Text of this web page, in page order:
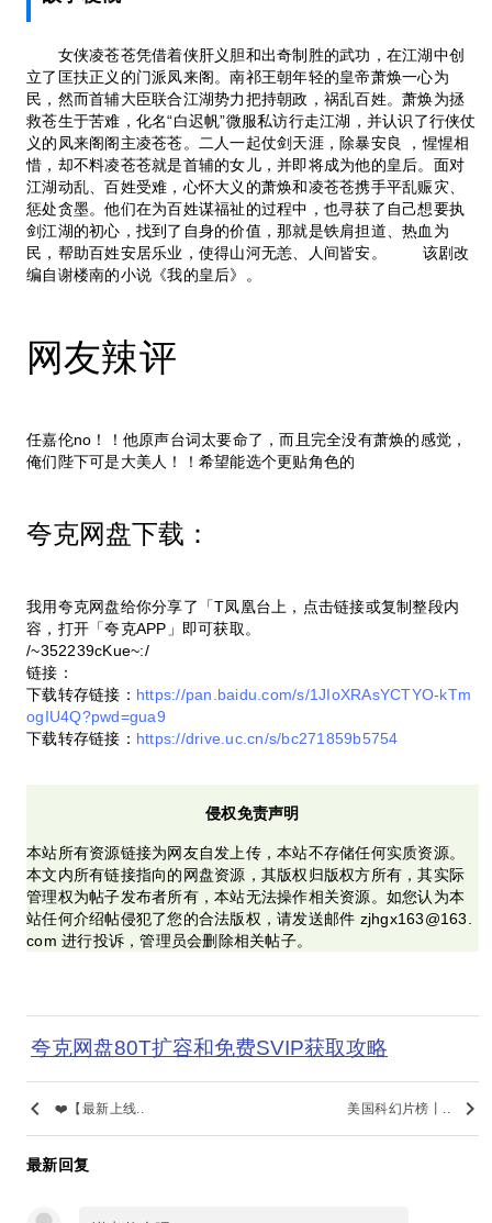
女侠凌苍苍凭借着侠肝义胆和出奇制胜的武功，在江湖中创
立了匡扶正义的门派凤来阁。南祁王朝年轻的皇帝萧焕一心为
民，然而首辅大臣联合江湖势力把持朝政，祸乱百姓。萧焕为拯
救苍生于苦难，化名“白迟帆”微服私访行走江湖，并认识了行侠仗
义的凤来阁阁主凌苍苍。二人一起仗剑天涯，除暴安良 ，惺惺相
惜，却不料凌苍苍就是首辅的女儿，并即将成为他的皇后。面对
江湖动乱、百姓受难，心怀大义的萧焕和凌苍苍携手平乱赈灾、
惩处贪墨。他们在为百姓谋福祉的过程中，也寻获了自己想要执
剑江湖的初心，找到了自身的价值，那就是铁肩担道、热血为
民，帮助百姓安居乐业，使得山河无恙、人间皆安。 该剧改
编自谢楼南的小说《我的皇后》。
网友辣评
任嘉伦no！！他原声台词太要命了，而且完全没有萧焕的感觉，
俺们陛下可是大美人！！希望能选个更贴角色的
夸克网盘下载：
我用夸克网盘给你分享了「T凤凰台上，点击链接或复制整段内
容，打开「夸克APP」即可获取。
/~352239cKue~:/
链接：
下载转存链接： https://pan.baidu.com/s/1JIoXRAsYCTYO-kTm
ogIU4Q?pwd=gua9
下载转存链接： https://drive.uc.cn/s/bc271859b5754
侵权免责声明
本站所有资源链接为网友自发上传，本站不存储任何实质资源。
本文内所有链接指向的网盘资源，其版权归版权方所有，其实际
管理权为帖子发布者所有，本站无法操作相关资源。如您认为本
站任何介绍帖侵犯了您的合法版权，请发送邮件 zjhgx163@163.
com 进行投诉，管理员会删除相关帖子。
夸克网盘80T扩容和免费SVIP获取攻略
keyboard_arrow_left ❤️【最新上线.. 美国科幻片榜丨.. keyboard_arrow_right
最新回复